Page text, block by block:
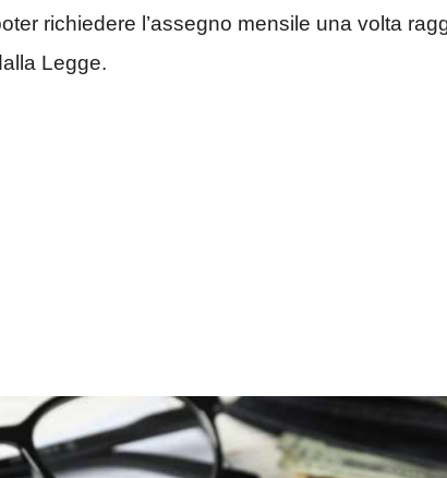
richiedere l’assegno mensile una volta
Legge.